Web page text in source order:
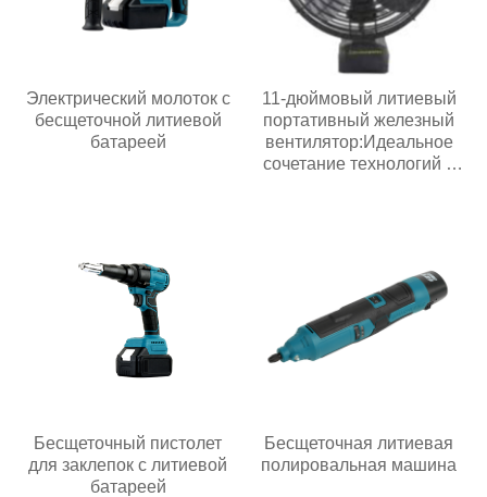
Электрический молоток с
бесщеточной литиевой
батареей
11-дюймовый литиевый
портативный железный
вентилятор:Идеальное
сочетание технологий и
Бесщеточный пистолет
для заклепок с литиевой
батареей
Бесщеточная литиевая
полировальная машина